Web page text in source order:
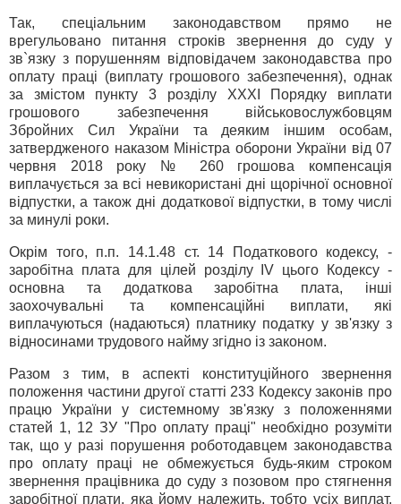
Так, спеціальним законодавством прямо не
врегульовано питання строків звернення до суду у
зв`язку з порушенням відповідачем законодавства про
оплату праці (виплату грошового забезпечення), однак
за змістом пункту 3 розділу XXXI Порядку виплати
грошового забезпечення військовослужбовцям
Збройних Сил України та деяким іншим особам,
затвердженого наказом Міністра оборони України від 07
червня 2018 року № 260 грошова компенсація
виплачується за всі невикористані дні щорічної основної
відпустки, а також дні додаткової відпустки, в тому числі
за минулі роки.
Окрім того, п.п. 14.1.48 ст. 14 Податкового кодексу, -
заробітна плата для цілей розділу IV цього Кодексу -
основна та додаткова заробітна плата, інші
заохочувальні та компенсаційні виплати, які
виплачуються (надаються) платнику податку у зв'язку з
відносинами трудового найму згідно із законом.
Разом з тим, в аспекті конституційного звернення
положення частини другої статті 233 Кодексу законів про
працю України у системному зв'язку з положеннями
статей 1, 12 ЗУ "Про оплату праці" необхідно розуміти
так, що у разі порушення роботодавцем законодавства
про оплату праці не обмежується будь-яким строком
звернення працівника до суду з позовом про стягнення
заробітної плати, яка йому належить, тобто усіх виплат,